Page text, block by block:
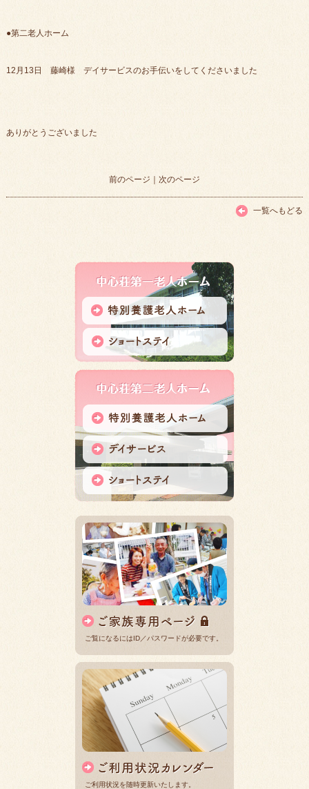
●第二老人ホーム
12月13日 藤崎様 デイサービスのお手伝いをしてくださいました
ありがとうございました
前のページ ｜ 次のページ
一覧へもどる
ご覧になるにはID／パスワードが必要です。
ご利用状況を随時更新いたします。